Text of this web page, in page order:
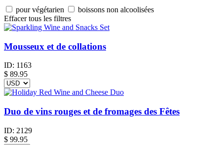
pour végétarien
boissons non alcoolisées
Effacer tous les filtres
Mousseux et de collations
ID: 1163
$ 89.95
Duo de vins rouges et de fromages des Fêtes
ID: 2129
$ 99.95